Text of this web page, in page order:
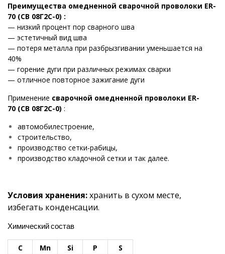
Преимущества омедненной сварочной проволоки ER-
70 (СВ 08Г2С-0) :
— низкий процент пор сварного шва
— эстетичный вид шва
— потеря металла при разбрызгивании уменьшается на
40%
— горение дуги при различных режимах сварки
— отличное повторное зажигание дуги
Применение сварочной омедненной проволоки ER-
70 (СВ 08Г2С-0) :
автомобилестроение,
строительство,
производство сетки-рабицы,
производство кладочной сетки и так далее.
Условия хранения:хранить в сухом месте,
избегать конденсации.
Химический состав
С Mn Si P
S